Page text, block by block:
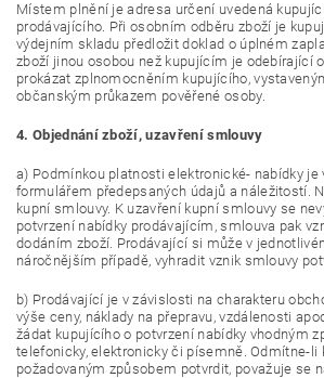
Místem plnění je adresa určení uvedená
prodávajícího. Při osobním odběru zboží je
výdejním skladu předložit doklad o úplném
zboží jinou osobou než kupujícím je odebírající
prokázat zplnomocněním kupujícího,
občanským průkazem pověřené osoby.
4. Objednání zboží, uzavření smlouvy
a) Podmínkou platnosti elektronické- nabídky je
formulářem předepsaných údajů a náležitostí.
kupní smlouvy. K uzavření kupní smlouvy se
potvrzení nabídky prodávajícím, smlouva pak
dodáním zboží. Prodávající si může v
náročnějším případě, vyhradit vznik smlouvy
b) Prodávající je v závislosti na charakteru
výše ceny, náklady na přepravu, vzdálenosti
žádat kupujícího o potvrzení nabídky vhodným
telefonicky, elektronicky či písemně. Odmítne-li
požadovaným způsobem potvrdit, považuje se